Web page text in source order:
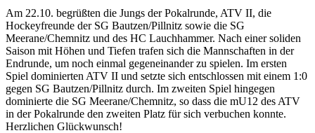
Am 22.10. begrüßten die Jungs der Pokalrunde, ATV II, die
Hockeyfreunde der SG Bautzen/Pillnitz sowie die SG
Meerane/Chemnitz und des HC Lauchhammer. Nach einer soliden
Saison mit Höhen und Tiefen trafen sich die Mannschaften in der
Endrunde, um noch einmal gegeneinander zu spielen. Im ersten
Spiel dominierten ATV II und setzte sich entschlossen mit einem 1:0
gegen SG Bautzen/Pillnitz durch. Im zweiten Spiel hingegen
dominierte die SG Meerane/Chemnitz, so dass die mU12 des ATV
in der Pokalrunde den zweiten Platz für sich verbuchen konnte.
Herzlichen Glückwunsch!